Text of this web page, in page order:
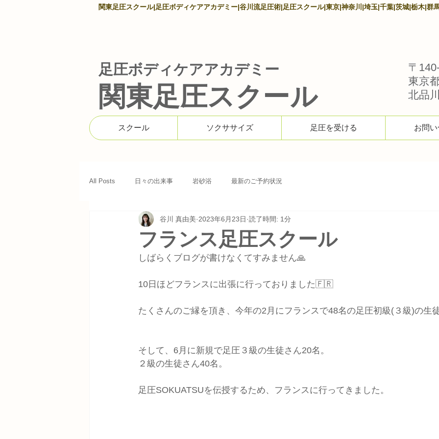
関東足圧スクール|足圧ボディケアアカデミー|谷川流足圧術|足圧スクール|東京|神奈川|埼玉|千葉|茨城|栃木|群
足圧ボディケアアカデミー
関東足圧スクール
〒
東京
北品
スクール ソクササイズ 足圧を受ける お問
All Posts 日々の出来事 岩砂浴 最新のご予約状況
フランス足圧スクール
谷川 真由美 2023年6月23日 読了時間: 1分
しばらくブログが書けなくてすみません🙏
10日ほどフランスに出張に行っておりました🇫🇷
たくさんのご縁を頂き、今年の2月にフランスで48名の足圧初級(３級)の生
そして、6月に新規で足圧３級の生徒さん20名。
２級の生徒さん40名。
足圧SOKUATSUを伝授するため、フランスに行ってきました。